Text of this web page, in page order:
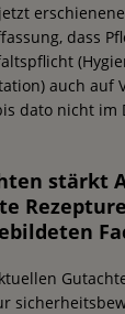
dass
auch auf
dato nicht im
stärkt